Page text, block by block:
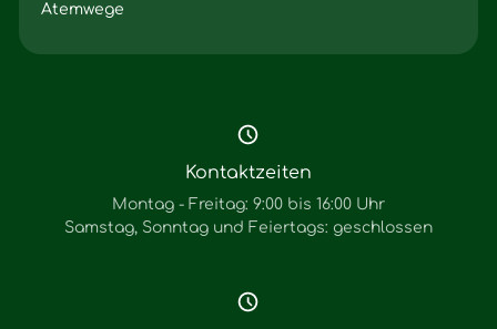
Atemwege
Kontaktzeiten
Montag - Freitag: 9:00 bis 16:00 Uhr
Samstag, Sonntag und Feiertags: geschlossen